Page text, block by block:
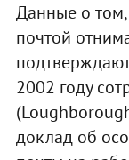
Данные о том,
почтой
2002 году
доклад об